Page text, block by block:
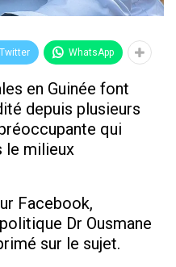
Twitter WhatsApp
en Guinée font
depuis plusieurs
qui
le milieux
Facebook,
Dr Ousmane
sur le sujet.